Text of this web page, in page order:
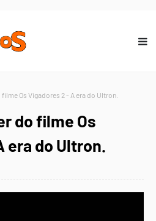
Os Vigadores 2 - A era do Ultron.
do filme Os
era do Ultron.